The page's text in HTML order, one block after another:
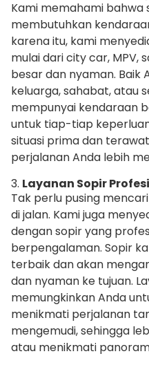
Kami memahami bahwa
membutuhkan
karena itu, kami
mulai dari city car, MPV,
besar dan nyaman. Baik
keluarga, sahabat, atau
mempunyai kendaraan
untuk tiap-tiap
situasi prima dan
perjalanan Anda lebih
3. Layanan Sopir
Tak perlu pusing
di jalan. Kami juga
dengan sopir yang
berpengalaman. Sopir
terbaik dan akan
dan nyaman ke tujuan.
memungkinkan Anda
menikmati perjalanan
mengemudi, sehingga
atau menikmati